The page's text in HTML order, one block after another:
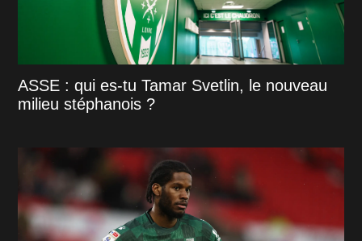
ASSE : qui es-tu Tamar Svetlin, le nouveau
milieu stéphanois ?